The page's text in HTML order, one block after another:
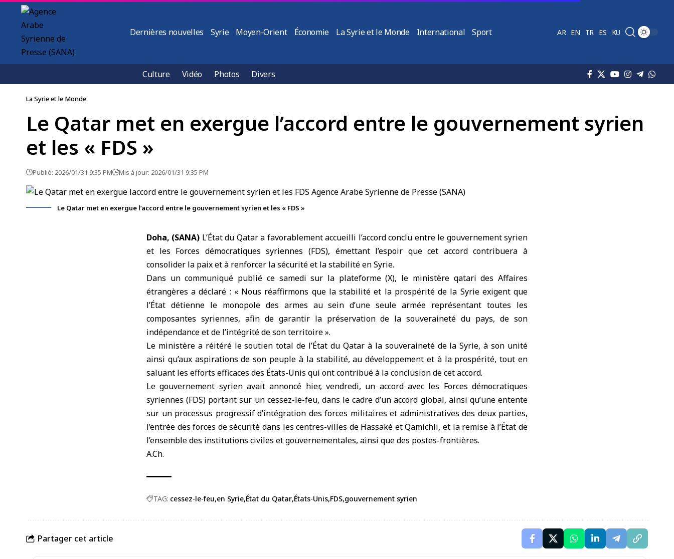
Dernières nouvelles Syrie Moyen-Orient Économie La Syrie et le Monde International Sport AR EN TR ES KU
Culture Vidéo Photos Divers
La Syrie et le Monde
Le Qatar met en exergue l’accord entre le gouvernement syrien
et les « FDS »
Publié: 2026/01/31 9:35 PM Mis à jour: 2026/01/31 9:35 PM
Le Qatar met en exergue l’accord entre le gouvernement syrien et les « FDS »
Doha, (SANA) L’État du Qatara favorablement accueilli l’accord conclu entre le gouvernement syrien
et les Forces démocratiques syriennes (FDS), émettant l’espoir que cet accord contribuera à
consolider la paix et à renforcer la sécurité et la stabilitéen Syrie.
Dans un communiqué publié ce samedi sur la plateforme (X), le ministère qatari des Affaires
étrangères a déclaré : « Nous réaffirmons que la stabilité et la prospérité de la Syrie exigent que
l’État détienne le monopole des armes au sein d’une seule armée représentant toutes les
composantes syriennes, afin de garantir la préservation de la souveraineté du pays, de son
indépendance et de l’intégrité de son territoire ».
Le ministère a réitéré le soutien total de l’État du Qatar à la souveraineté de la Syrie, à son unité
ainsi qu’aux aspirations de son peuple à la stabilité, au développement et à la prospérité, tout en
saluant les efforts efficaces des États-Unis qui ont contribué à la conclusion de cet accord.
Le gouvernement syrien avait annoncé hier, vendredi, un accord avec les Forces démocratiques
syriennes (FDS) portant sur un cessez-le-feu, dans le cadre d’un accord global, ainsi qu’une entente
sur un processus progressif d’intégration des forces militaires et administratives des deux parties,
l’entrée des forces de sécurité dans les centres-villes de Hassaké et Qamichli, et la remise à l’État de
l’ensemble des institutions civiles et gouvernementales, ainsi que des postes-frontières.
A.Ch.
TAG: cessez-le-feu en Syrie État du Qatar États-Unis FDS gouvernement syrien
Partager cet article